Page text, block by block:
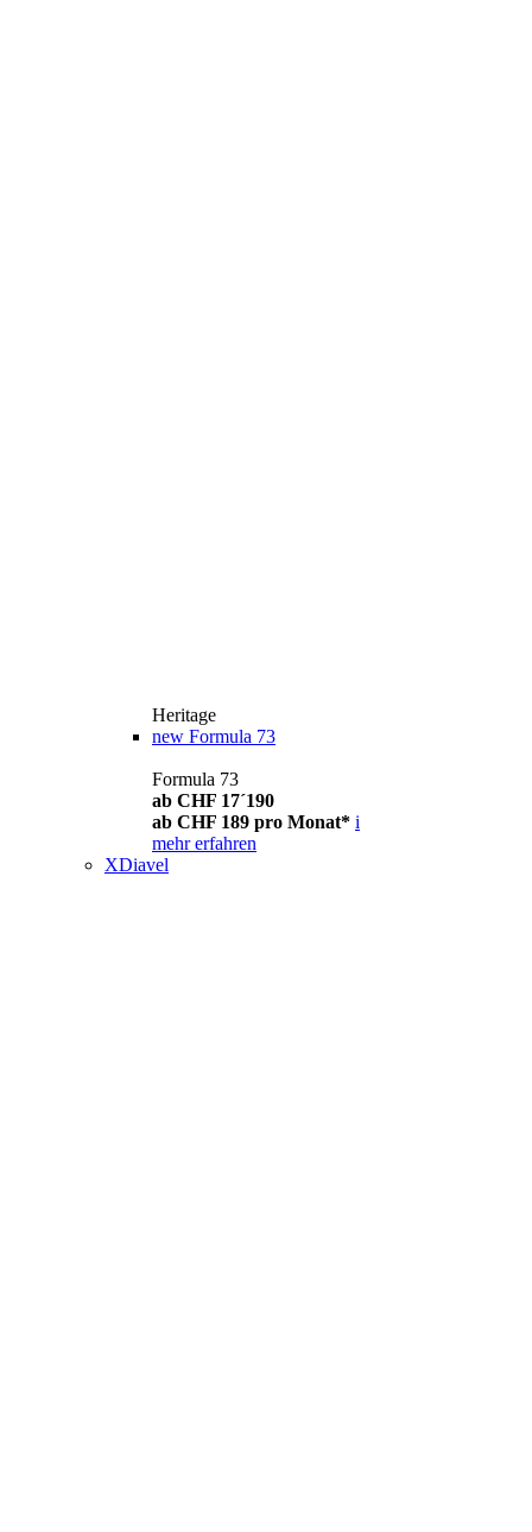
Heritage
new Formula 73
Formula 73
ab CHF 17´190
ab CHF 189 pro Monat* i
mehr erfahren
XDiavel